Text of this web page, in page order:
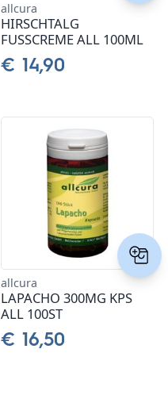
allcura
HIRSCHTALG
FUSSCREME ALL 100ML
€ 14,90
allcura
LAPACHO 300MG KPS
ALL 100ST
€ 16,50